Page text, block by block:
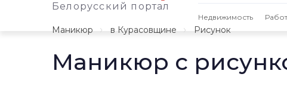
Белорусский портал
Недвижимость
Маникюр
в Курасовщине Рисунок
Маникюр с